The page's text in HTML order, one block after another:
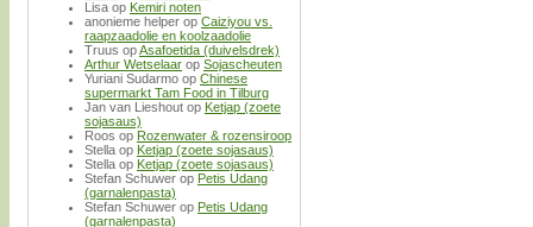
Lisa op Kemiri noten
anonieme helper op Caiziyou vs.
raapzaadolie en koolzaadolie
Truus opAsafoetida (duivelsdrek)
Arthur Wetselaar op Sojascheuten
Yuriani Sudarmo op Chinese
supermarkt Tam Food in Tilburg
Jan van Lieshout op Ketjap (zoete
sojasaus)
Roos op Rozenwater & rozensiroop
Stella op Ketjap (zoete sojasaus)
Stella op Ketjap (zoete sojasaus)
Stefan Schuwer op Petis Udang
(garnalenpasta)
Stefan Schuwer op Petis Udang
(garnalenpasta)